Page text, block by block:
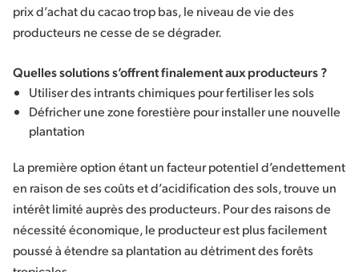
prix d’achat du cacao trop bas, le niveau de vie des
producteurs ne cesse de se dégrader.
Quelles solutions s’offrent finalement aux producteurs ?
Utiliser des intrants chimiques pour fertiliser les sols
Défricher une zone forestière pour installer une nouvelle
plantation
La première option étant un facteur potentiel d’endettement
en raison de ses coûts et d’acidification des sols, trouve un
intérêt limité auprès des producteurs. Pour des raisons de
nécessité économique, le producteur est plus facilement
poussé à étendre sa plantation au détriment des forêts